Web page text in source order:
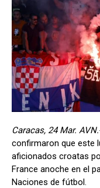
Caracas, 24 Mar.
confirmaron que este
aficionados croatas
France anoche en el
Naciones de fútbol.